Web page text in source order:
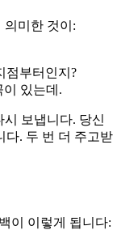
의미한 것이:
점부터인지?
이 있는데.
보냅니다. 당신
다. 두 번 더 주고받
이 이렇게 됩니다: